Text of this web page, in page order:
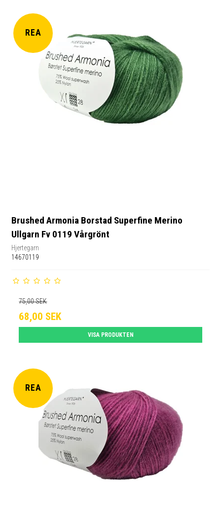
REA
Brushed Armonia Borstad Superfine Merino
Ullgarn Fv 0119 Vårgrönt
Hjertegarn
14670119
75,00 SEK
68,00 SEK
VISA PRODUKTEN
REA